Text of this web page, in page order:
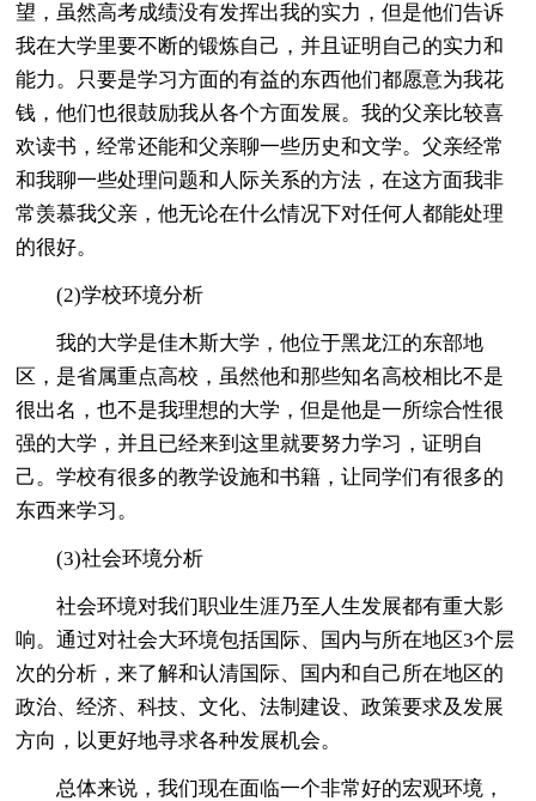
望，虽然高考成绩没有发挥出我的实力，但是他们告诉
我在大学里要不断的锻炼自己，并且证明自己的实力和
能力。只要是学习方面的有益的东西他们都愿意为我花
钱，他们也很鼓励我从各个方面发展。我的父亲比较喜
欢读书，经常还能和父亲聊一些历史和文学。父亲经常
和我聊一些处理问题和人际关系的方法，在这方面我非
常羡慕我父亲，他无论在什么情况下对任何人都能处理
的很好。
(2)学校环境分析
我的大学是佳木斯大学，他位于黑龙江的东部地
区，是省属重点高校，虽然他和那些知名高校相比不是
很出名，也不是我理想的大学，但是他是一所综合性很
强的大学，并且已经来到这里就要努力学习，证明自
己。学校有很多的教学设施和书籍，让同学们有很多的
东西来学习。
(3)社会环境分析
社会环境对我们职业生涯乃至人生发展都有重大影
响。通过对社会大环境包括国际、国内与所在地区3个层
次的分析，来了解和认清国际、国内和自己所在地区的
政治、经济、科技、文化、法制建设、政策要求及发展
方向，以更好地寻求各种发展机会。
总体来说，我们现在面临一个非常好的宏观环境，